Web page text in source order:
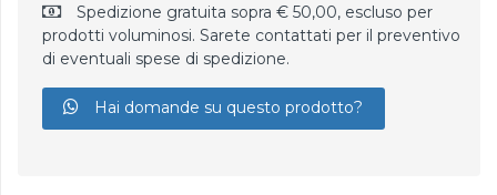
Spedizione gratuita sopra € 50,00, escluso per
prodotti voluminosi. Sarete contattati per il preventivo
di eventuali spese di spedizione.
Hai domande su questo prodotto?